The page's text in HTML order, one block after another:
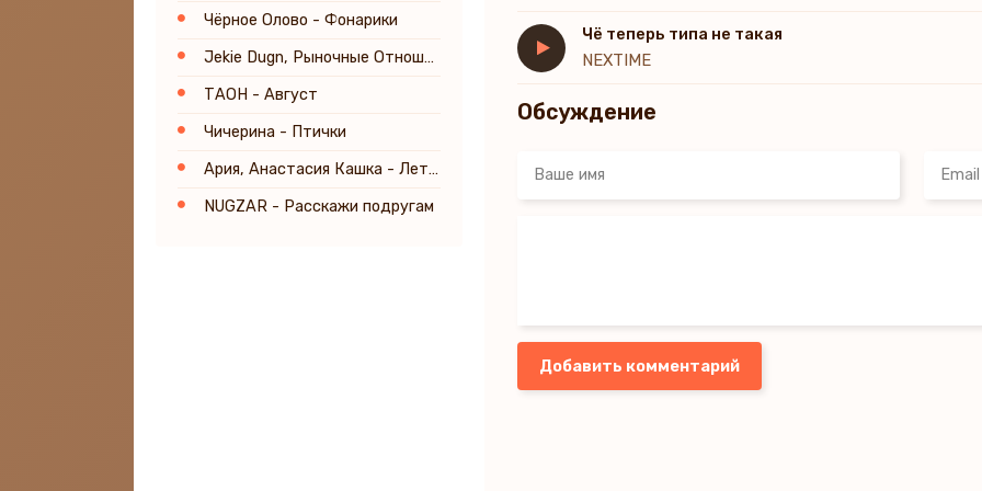
Чёрное Олово - Фонарики
Jekie Dugn, Рыночные Отношения - Чат
ТАОН - Август
Чичерина - Птички
Ария, Анастасия Кашка - Летний фонк
NUGZAR - Расскажи подругам
Чё теперь типа не такая
NEXTIME
Обсуждение
Добавить комментарий